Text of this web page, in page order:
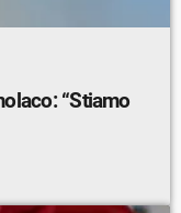
“Stiamo